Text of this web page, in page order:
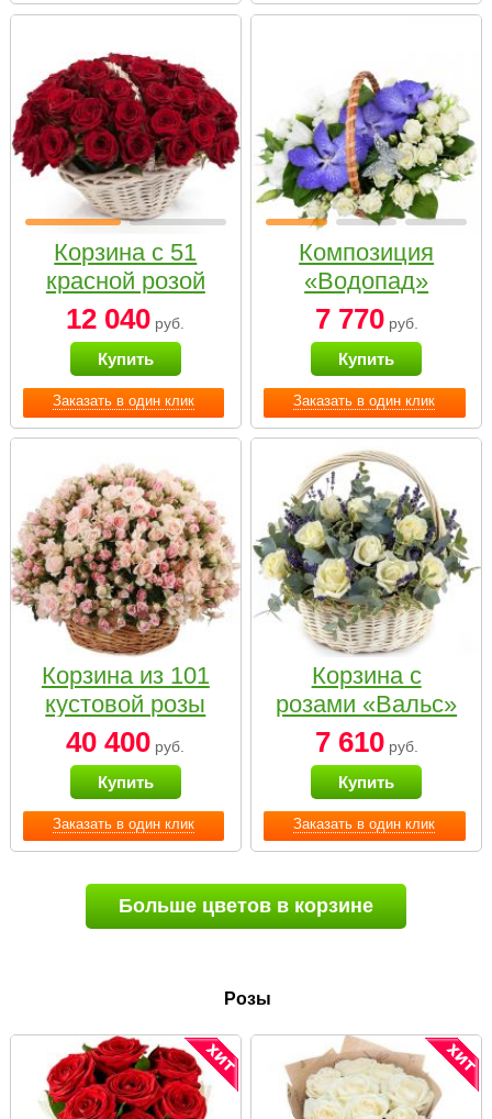
Заказать в один клик
Корзина с 51
красной розой
12 040 руб.
Купить
Заказать в один клик
Композиция
«Водопад»
7 770руб.
Купить
Заказать в один клик
Корзина из 101
кустовой розы
нежных тонов
40 400 руб.
Купить
Заказать в один клик
Корзина с
розами «Вальс»
7 610руб.
Купить
Больше цветов в корзине
Розы